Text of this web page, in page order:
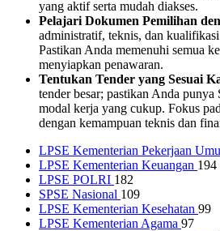
yang aktif serta mudah diakses.
Pelajari Dokumen Pemilihan
administratif, teknis, dan
Pastikan Anda memenuhi semua
menyiapkan penawaran.
Tentukan Tender yang Sesuai
tender besar; pastikan Anda
modal kerja yang cukup. Fokus
dengan kemampuan teknis dan
LPSE Kementerian Pekerjaan
LPSE Kementerian Keuangan 194
LPSE POLRI 182
SPSE Nasional 109
LPSE Kementerian Kesehatan 99
LPSE Kementerian Agama 97